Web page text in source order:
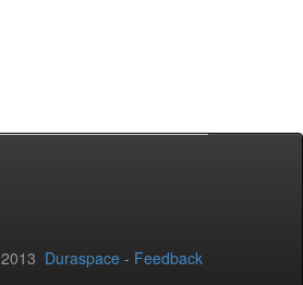
Duraspace - Feedback